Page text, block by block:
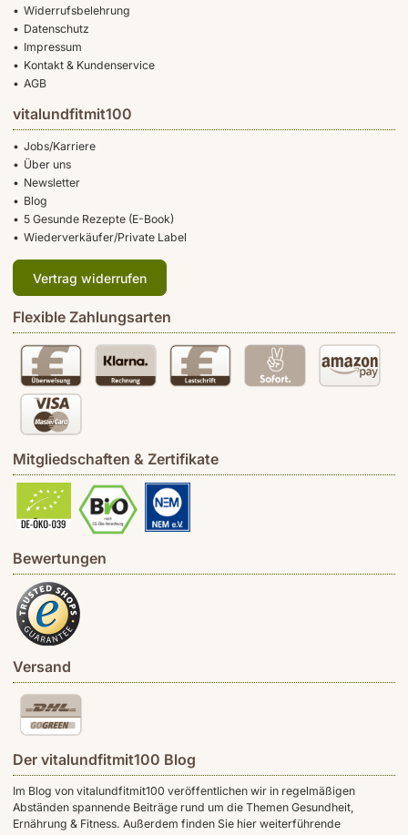
Widerrufsbelehrung
Datenschutz
Impressum
Kontakt & Kundenservice
AGB
vitalundfitmit100
Jobs/Karriere
Über uns
Newsletter
Blog
5 Gesunde Rezepte (E-Book)
Wiederverkäufer/Private Label
Vertrag widerrufen
Flexible Zahlungsarten
Mitgliedschaften & Zertifikate
Bewertungen
Versand
Der vitalundfitmit100 Blog
Im Blog von vitalundfitmit100 veröffentlichen wir in regelmäßigen
Abständen spannende Beiträge rund um die Themen Gesundheit,
Ernährung & Fitness. Außerdem finden Sie hier weiterführende